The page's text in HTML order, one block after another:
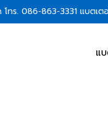
ทร. 086-863-3331 แบตเตอ
แ